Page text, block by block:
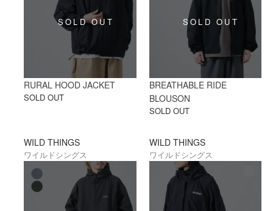
RURAL HOOD JACKET
SOLD OUT
BREATHABLE RIDE
BLOUSON
SOLD OUT
WILD THINGS
ワイルドシングス
WILD THINGS
ワイルドシングス